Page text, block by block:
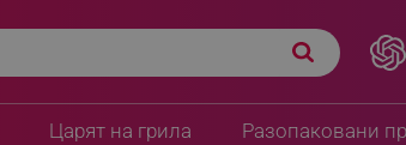
Царят на грила Разопаковани
2xAA,
ПЦД:9.16 € /